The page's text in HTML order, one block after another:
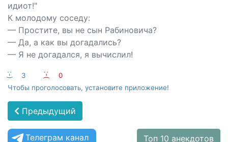
идиот!"
К молодому соседу:
— Простите, вы не сын Рабиновича?
— Да, а как вы догадались?
— Я не догадался, я вычислил!
:-) 3 :-(
0
Чтобы проголосовать, установите приложение!
Предыдущий
Телеграм канал Топ 10 анекдотов